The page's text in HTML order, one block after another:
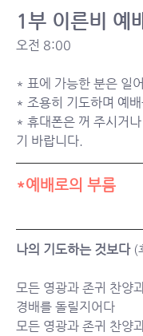
1부 이른비 예
오전 8:00
* 표에 가능한 분은 일
* 조용히 기도하며 예배
* 휴대폰은 꺼 주시거나
기 바랍니다.
*예배로의 부름
나의 기도하는 것보다 (
모든 영광과 존귀 찬양
경배를 돌릴지어다
모든 영광과 존귀 찬양